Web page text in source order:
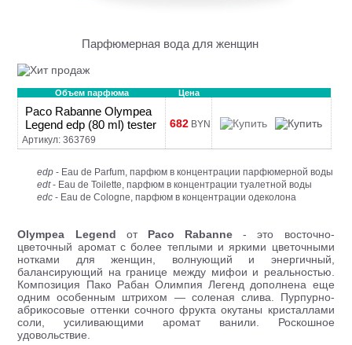
Парфюмерная вода для женщин
Объем парфюма Цена
Paco Rabanne Olympea
Legend edp (80 ml) tester
Артикул: 363769
682 BYN
edp - Eau de Parfum, парфюм в концентрации парфюмерной воды
edt- Eau de Toilette, парфюм в концентрации туалетной воды
edc - Eau de Cologne, парфюм в концентрации одеколона
Olympea Legend от Paco Rabanne - это восточно-
цветочный аромат с более теплыми и яркими цветочными
нотками для женщин, волнующий и энергичный,
балансирующий на границе между мифои и реальностью.
Композиция Пако Рабан Олимпия Легенд дополнена еще
одним особенным штрихом — соленая слива. Пурпурно-
абрикосовые оттенки сочного фрукта окутаны кристаллами
соли, усиливающими аромат ванили. Роскошное
удовольствие.